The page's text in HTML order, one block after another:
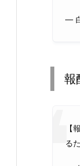
—
報
【
る